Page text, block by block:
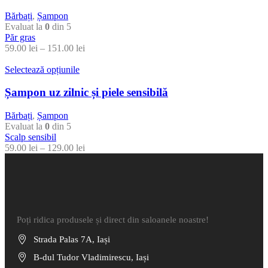
Bărbați, Șampon
Evaluat la 0 din 5
Păr gras
59.00 lei – 151.00 lei
Selectează opțiunile
Șampon uz zilnic și piele sensibilă
Bărbați, Șampon
Evaluat la 0 din 5
Scalp sensibil
59.00 lei – 129.00 lei
Poți ridica produsele și direct din saloanele noastre!
Strada Palas 7A, Iași
B-dul Tudor Vladimirescu, Iași